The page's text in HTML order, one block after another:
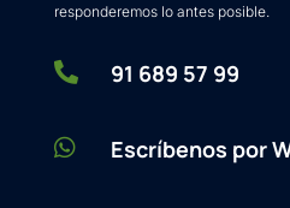
responderemos lo antes posible.
 91 689 57 99
 Escríbenos por